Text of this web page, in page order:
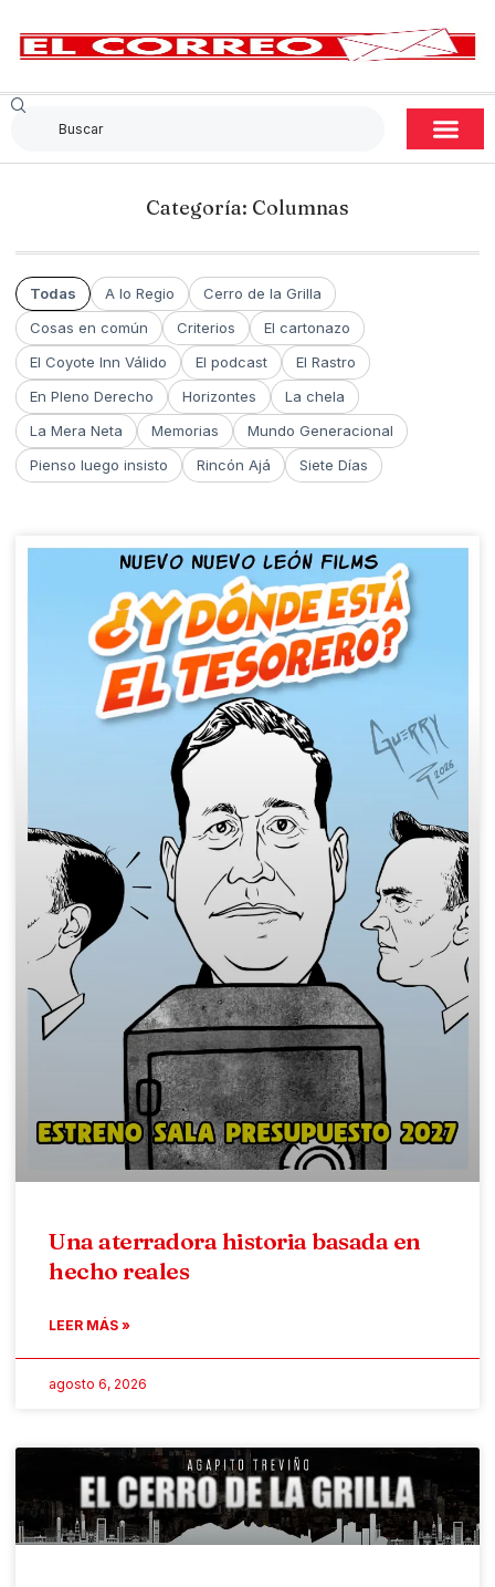
Categoría: Columnas
Todas A lo Regio
Cerro de la Grilla
Cosas en común
Criterios
El cartonazo
El Coyote Inn Válido
El podcast
El Rastro
En Pleno Derecho
Horizontes
La chela
La Mera Neta
Memorias
Mundo Generacional
Pienso luego insisto
Rincón Ajá Siete Días
Una aterradora historia basada en
hecho reales
LEER MÁS »
agosto 6, 2026